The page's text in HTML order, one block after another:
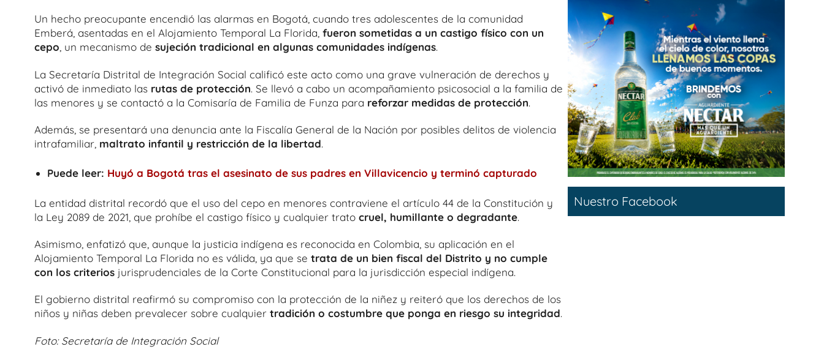
Un hecho preocupante encendió las alarmas en Bogotá, cuando tres adolescentes de la comunidad
Emberá, asentadas en el Alojamiento Temporal La Florida, fueron sometidas a un castigo físico con un
cepo, un mecanismo de sujeción tradicional en algunas comunidades indígenas.
La Secretaría Distrital de Integración Social calificó este acto como una grave vulneración de derechos y
activó de inmediato las rutas de protección. Se llevó a cabo un acompañamiento psicosocial a la familia de
las menores y se contactó a la Comisaría de Familia de Funza para reforzar medidas de protección.
Además, se presentará una denuncia ante la Fiscalía General de la Nación por posibles delitos de violencia
intrafamiliar, maltrato infantil y restricción de la libertad.
Puede leer: Huyó a Bogotá tras el asesinato de sus padres en Villavicencio y terminó capturado
La entidad distrital recordó que el uso del cepo en menores contraviene el artículo 44 de la Constitución y
la Ley 2089 de 2021, que prohíbe el castigo físico y cualquier trato cruel, humillante o degradante.
Asimismo, enfatizó que, aunque la justicia indígena es reconocida en Colombia, su aplicación en el
Alojamiento Temporal La Florida no es válida, ya que se trata de un bien fiscal del Distrito y no cumple
con los criterios jurisprudenciales de la Corte Constitucional para la jurisdicción especial indígena.
El gobierno distrital reafirmó su compromiso con la protección de la niñez y reiteró que los derechos de los
niños y niñas deben prevalecer sobre cualquier tradición o costumbre que ponga en riesgo su integridad.
Foto: Secretaría de Integración Social
Nuestro Facebook